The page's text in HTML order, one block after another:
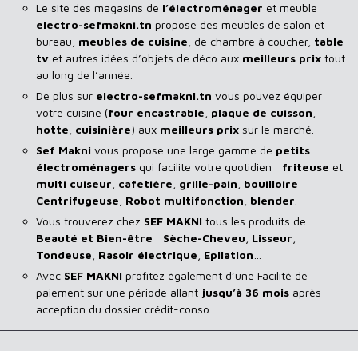
Le site des magasins de l’électroménager et meuble
electro-sefmakni.tn propose des meubles de salon et
bureau, meubles de cuisine , de chambre à coucher, table
tv et autres idées d’objets de déco aux meilleurs prix tout
au long de l’année.
De plus sur electro-sefmakni.tn vous pouvez équiper
votre cuisine (four encastrable plaque de cuisson
hotte cuisinière) aux meilleurs prix sur le marché.
Sef Makni vous propose une large gamme de petits
électroménagers qui facilite votre quotidien : friteuse et
multi cuiseur cafetière grille-pain bouilloire
Centrifugeuse Robot multifonction blender
Vous trouverez chez SEF MAKNI tous les produits de
Beauté et Bien-être : Sèche-Cheveu Lisseur
Tondeuse Rasoir électrique Epilation
Avec SEF MAKNI profitez également d’une Facilité de
paiement sur une période allant jusqu’à 36 mois après
acception du dossier crédit-conso.